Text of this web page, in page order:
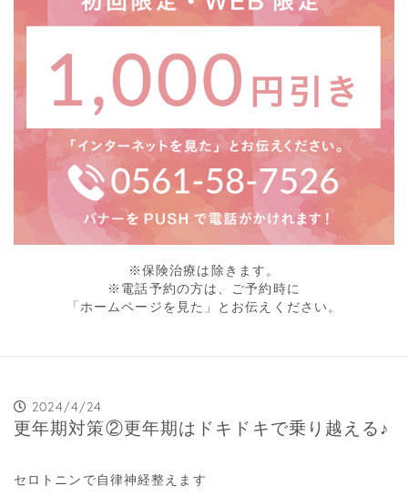
※保険治療は除きます。
※電話予約の方は、ご予約時に
「ホームページを見た」とお伝えください。
2024/4/24
更年期対策②更年期はドキドキで乗り越える♪
セロトニンで自律神経整えます